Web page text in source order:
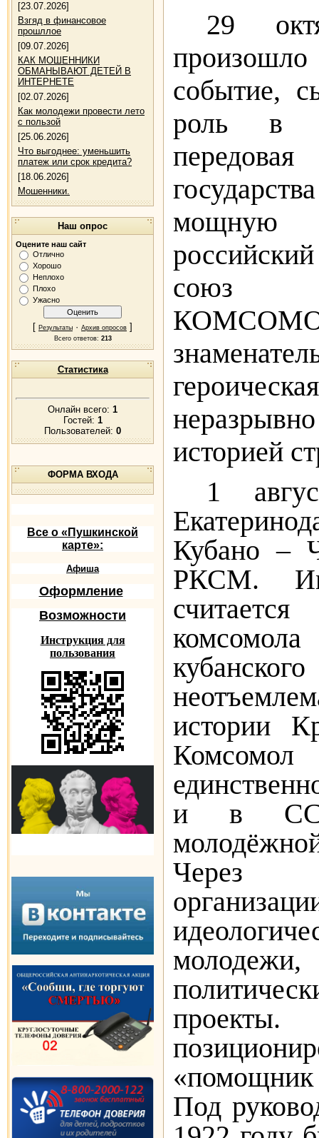
[23.07.2026]
Взгяд в финансовое
прошллое
[09.07.2026]
КАК МОШЕННИКИ
ОБМАНЫВАЮТ ДЕТЕЙ В
ИНТЕРНЕТЕ
[02.07.2026]
Как молодежи провести лето
с пользой
[25.06.2026]
Что выгоднее: уменьшить
платеж или срок кредита?
[18.06.2026]
Мошенники.
Наш опрос
Оцените наш сайт
Отлично
Хорошо
Неплохо
Плохо
Ужасно
[ Результаты · Архив опросов ]
Всего ответов: 213
Статистика
Онлайн всего: 1
Гостей: 1
Пользователей: 0
ФОРМА ВХОДА
Все о «Пушкинской
карте»:
Афиша
Оформление
Возможности
Инструкция для
пользования
29
событие,
роль в
мощную
союз
историей
1
Кубано –
РКСМ.
истории
и в
Через
молодежи,
Под